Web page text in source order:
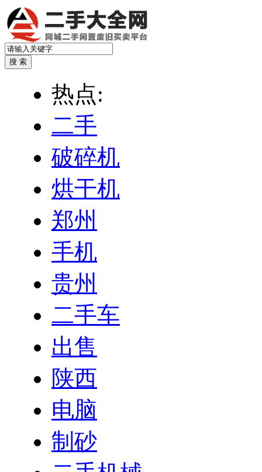
热点:
二手
破碎机
烘干机
郑州
手机
贵州
二手车
出售
陕西
电脑
制砂